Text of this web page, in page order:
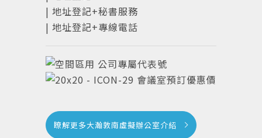
| 地址登記+秘書服務
| 地址登記+專線電話
公司專屬代表號
會議室預訂優惠價
瞭解更多大瀚敦南虛擬辦公室介紹